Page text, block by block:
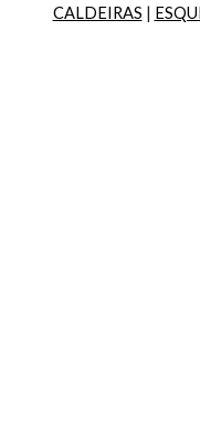
CALDEIRAS |